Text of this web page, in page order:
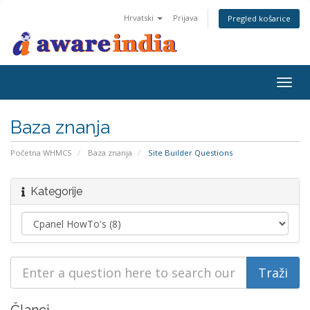
Hrvatski Prijava Pregled košarice
Baza znanja
Početna WHMCS Baza znanja Site Builder Questions
Kategorije